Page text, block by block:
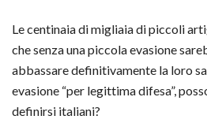
Le centinaia di migliaia di piccoli
che senza una piccola evasione
abbassare definitivamente la loro
evasione “per legittima difesa”,
definirsi italiani?